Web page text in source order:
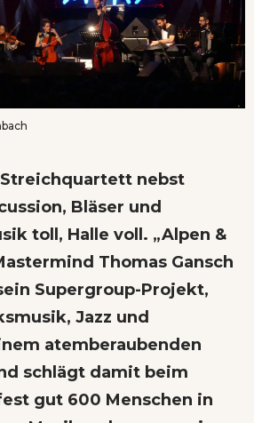
nebst
Bläser und
toll, Halle voll. „Alpen &
Thomas Gansch
Supergroup-Projekt,
Jazz und
atemberaubenden
schlägt damit beim
gut 600 Menschen in